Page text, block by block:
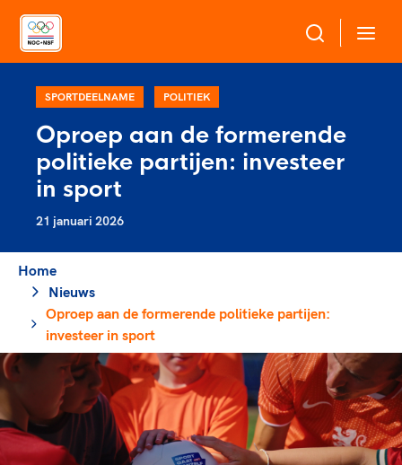
Over NOC*NSF
Sportagenda 2032
Leden
Algemene Vergadering
Raad van Toezicht en Bestuur
Merkbescherming NOC*NSF
Onze partners
Geven aan Sport
Sportonderzoek
Sportakkoord II
Sportdeelname
Bonden en professionals in de sport
Beleidsmedewerkers
Clubbestuurders
Coördinatoren en opleiders
Trainer-coaches
Officials
Veilige en integere sport
Diversiteit en inclusie
Topsport
Voor talentvolle sporters
Atletencommissie
Paralympische Talentdag
TeamNL Academie Kalender
Voor bonden
Pers
SPORTDEELNAME POLITIEK
Oproep aan de formerende
politieke partijen: investeer
in sport
21 januari 2026
Home
Nieuws
Oproep aan de formerende politieke partijen:
investeer in sport